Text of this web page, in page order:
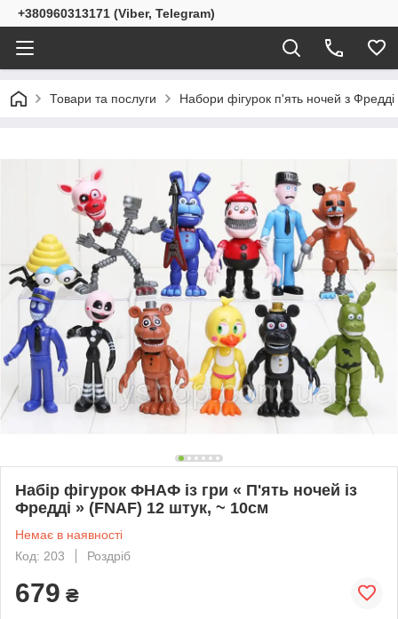
+380960313171 (Viber, Telegram)
Товари та послуги Набори фігурок п'ять ночей з Фредді
Набір фігурок ФНАФ із гри « П'ять ночей із
Фредді » (FNAF) 12 штук, ~ 10см
Немає в наявності
Код: 203
Роздріб
679 ₴